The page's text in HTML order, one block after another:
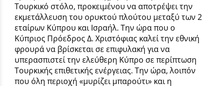
Τουρκικό στόλο, προκειμένου να αποτρέψει την
εκμετάλλευση του ορυκτού πλούτου μεταξύ των 2
εταίρων Κύπρου και Ισραήλ. Την ώρα που ο
Κύπριος Πρόεδρος Δ. Χριστόφιας καλεί την εθνική
φρουρά να βρίσκεται σε επιφυλακή για να
υπερασπιστεί την ελεύθερη Κύπρο σε περίπτωση
Τουρκικής επιθετικής ενέργειας. Την ώρα, λοιπόν
που όλη περιοχή «μυρίζει μπαρούτι» και η